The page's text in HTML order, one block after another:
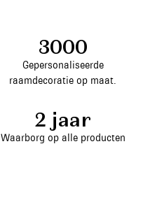
3000
Gepersonaliseerde
raamdecoratie op maat.
2 jaar
Waarborg op alle producten